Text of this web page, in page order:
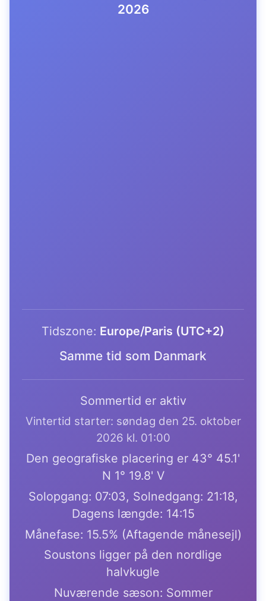
2026
Tidszone: Europe/Paris (UTC+2)
Samme tid som Danmark
Sommertid er aktiv
Vintertid starter: søndag den 25. oktober
2026 kl. 01:00
Den geografiske placering er 43° 45.1'
N 1° 19.8' V
Solopgang: 07:03, Solnedgang: 21:18,
Dagens længde: 14:15
Månefase: 15.5% (Aftagende månesejl)
Soustons ligger på den nordlige
halvkugle
Nuværende sæson: Sommer